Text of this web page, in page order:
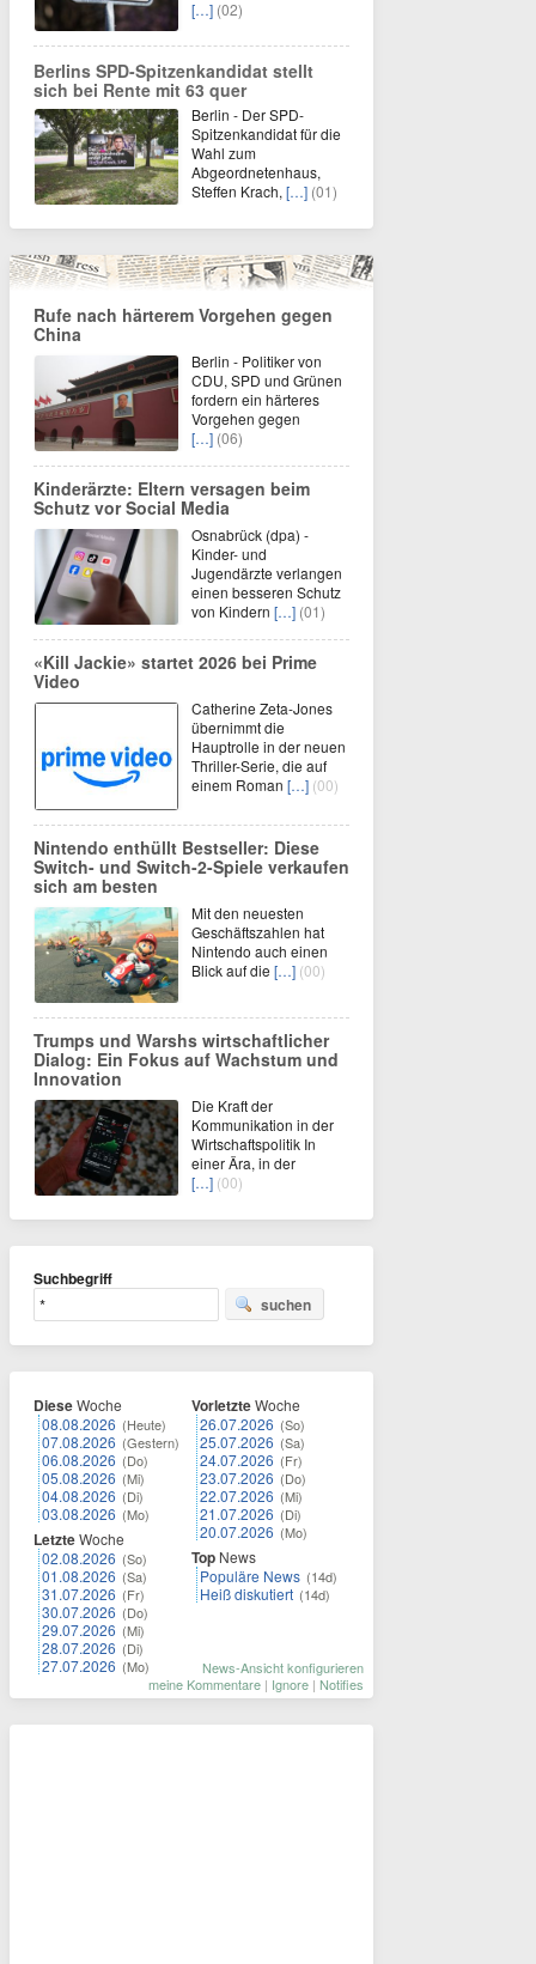
[…] (02)
Berlins SPD-Spitzenkandidat stellt
sich bei Rente mit 63 quer
Berlin - Der SPD-
Spitzenkandidat für die
Wahl zum
Abgeordnetenhaus,
Steffen Krach, […] (01)
Rufe nach härterem Vorgehen gegen
China
Berlin - Politiker von
CDU, SPD und Grünen
fordern ein härteres
Vorgehen gegen
[…] (06)
Kinderärzte: Eltern versagen beim
Schutz vor Social Media
Osnabrück (dpa) -
Kinder- und
Jugendärzte verlangen
einen besseren Schutz
von Kindern […] (01)
«Kill Jackie» startet 2026 bei Prime
Video
Catherine Zeta-Jones
übernimmt die
Hauptrolle in der neuen
Thriller-Serie, die auf
einem Roman […] (00)
Nintendo enthüllt Bestseller: Diese
Switch- und Switch-2-Spiele verkaufen
sich am besten
Mit den neuesten
Geschäftszahlen hat
Nintendo auch einen
Blick auf die […] (00)
Trumps und Warshs wirtschaftlicher
Dialog: Ein Fokus auf Wachstum und
Innovation
Die Kraft der
Kommunikation in der
Wirtschaftspolitik In
einer Ära, in der
[…] (00)
Suchbegriff
suchen
DieseWoche
08.08.2026 (Heute)
07.08.2026 (Gestern)
06.08.2026 (Do)
05.08.2026 (Mi)
04.08.2026 (Di)
03.08.2026 (Mo)
LetzteWoche
02.08.2026 (So)
01.08.2026 (Sa)
31.07.2026 (Fr)
30.07.2026 (Do)
29.07.2026 (Mi)
28.07.2026 (Di)
27.07.2026 (Mo)
VorletzteWoche
26.07.2026 (So)
25.07.2026 (Sa)
24.07.2026 (Fr)
23.07.2026 (Do)
22.07.2026 (Mi)
21.07.2026 (Di)
20.07.2026 (Mo)
Top News
Populäre News (14d)
Heiß diskutiert (14d)
News-Ansicht konfigurieren
meine Kommentare | Ignore | Notifies